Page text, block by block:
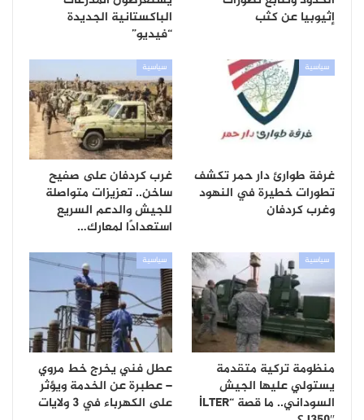
إثيوبيا عن كثب
الباكستانية الجديدة
“فيديو”
سياسية
غرفة طوارئ دار حمر تكشف
تطورات خطيرة في النهود
وغرب كردفان
سياسية
غرب كردفان على صفيح
ساخن.. تعزيزات متواصلة
للجيش والدعم السريع
استعدادًا لمعارك…
سياسية
منظومة تركية متقدمة
يستولي عليها الجيش
السوداني.. ما قصة “İLTER
سياسية
عطل فني يخرج خط مروي
– عطبرة عن الخدمة ويؤثر
على الكهرباء في 3 ولايات